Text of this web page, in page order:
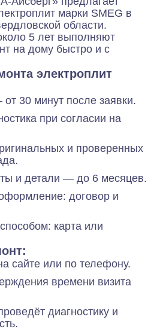
марки SMEG в
области.
5 лет выполняют
на дому быстро и с
электроплит
30 минут после заявки.
при согласии на
и проверенных
и детали — до 6 месяцев.
договор и
карта или
сайте или по телефону.
времени визита
диагностику и